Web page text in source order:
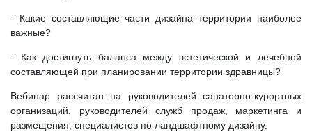
- Какие составляющие части дизайна территории наиболее
важные?
- Как достигнуть баланса между эстетической и лечебной
составляющей при планировании территории здравницы?
Вебинар рассчитан на руководителей санаторно-курортных
организаций, руководителей служб продаж, маркетинга и
размещения, специалистов по ландшафтному дизайну.